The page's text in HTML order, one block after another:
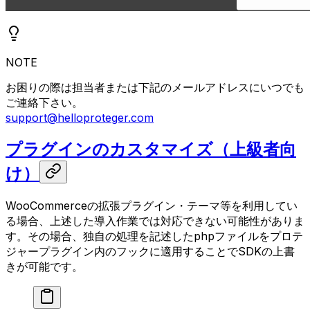
NOTE
お困りの際は担当者または下記のメールアドレスにいつでも
ご連絡下さい。
support@helloproteger.com
プラグインのカスタマイズ（上級者向
け）
WooCommerceの拡張プラグイン・テーマ等を利用してい
る場合、上述した導入作業では対応できない可能性がありま
す。その場合、独自の処理を記述したphpファイルをプロテ
ジャープラグイン内のフックに適用することでSDKの上書
きが可能です。